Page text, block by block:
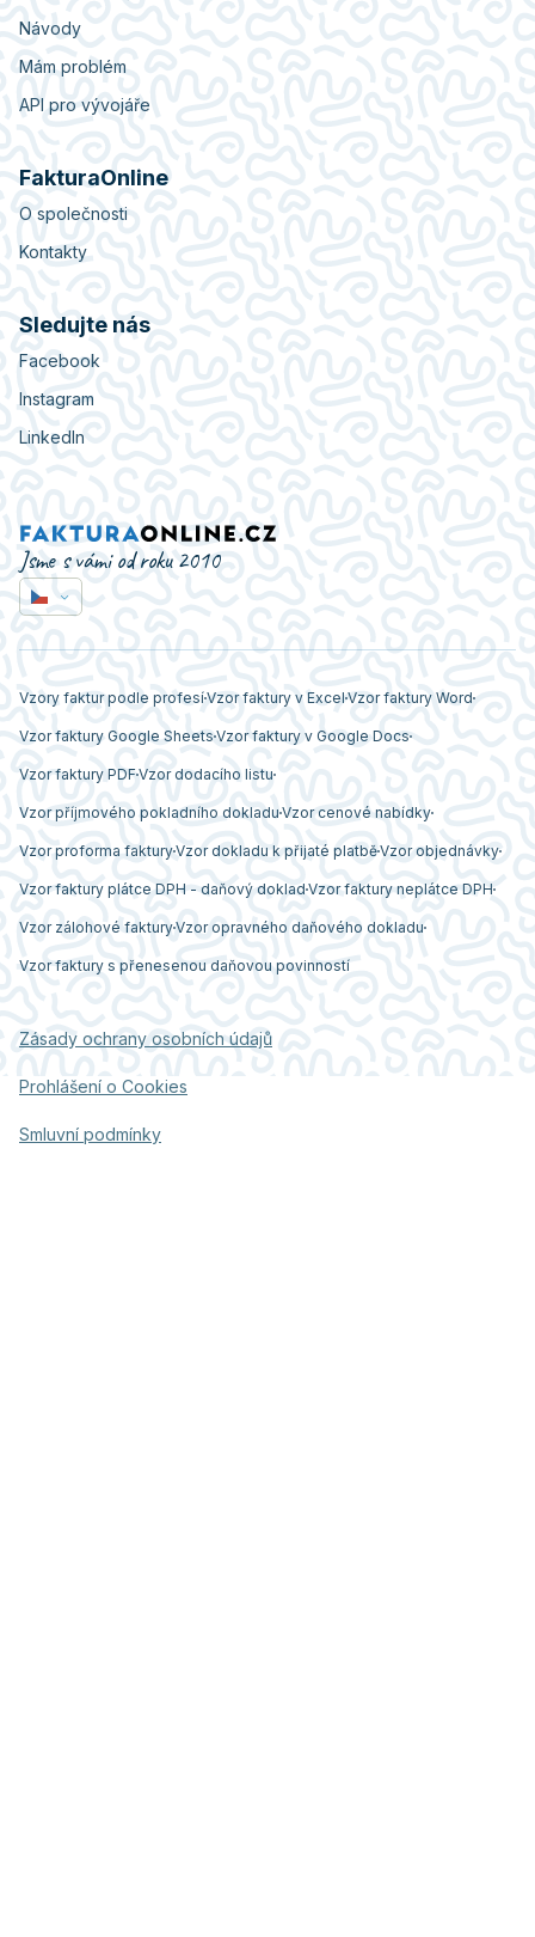
Návody
Mám problém
API pro vývojáře
FakturaOnline
O společnosti
Kontakty
Sledujte nás
Facebook
Instagram
LinkedIn
Jsme s vámi od roku 2010
Vzory faktur podle profesíVzor faktury v Excel Vzor faktury Word
Vzor faktury Google Sheets Vzor faktury v Google Docs
Vzor faktury PDF Vzor dodacího listu
Vzor příjmového pokladního dokladu Vzor cenové nabídky
Vzor proforma fakturyVzor dokladu k přijaté platběVzor objednávky
Vzor faktury plátce DPH - daňový doklad Vzor faktury neplátce DPH
Vzor zálohové fakturyVzor opravného daňového dokladu
Vzor faktury s přenesenou daňovou povinností
Zásady ochrany osobních údajů
Prohlášení o Cookies
Smluvní podmínky